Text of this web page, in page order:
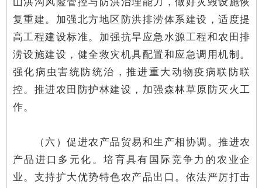
复重建。加强北方地区防洪排涝体系建设，适度提
高工程建设标准。加强抗旱应急水源工程和农田排
涝设施建设，健全救灾机具配置和应急调用机制。
强化病虫害统防统治，推进重大动物疫病联防联
控。推进农田防护林建设，加强森林草原防灭火工
作。
（六）促进农产品贸易和生产相协调。推进农
产品进口多元化。培育具有国际竞争力的农业企
业。支持扩大优势特色农产品出口。依法严厉打击